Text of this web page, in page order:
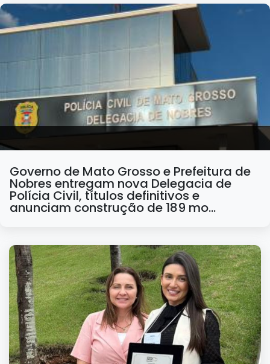
Governo de Mato Grosso e Prefeitura de
Nobres entregam nova Delegacia de
Polícia Civil, títulos definitivos e
anunciam construção de 189 mo…